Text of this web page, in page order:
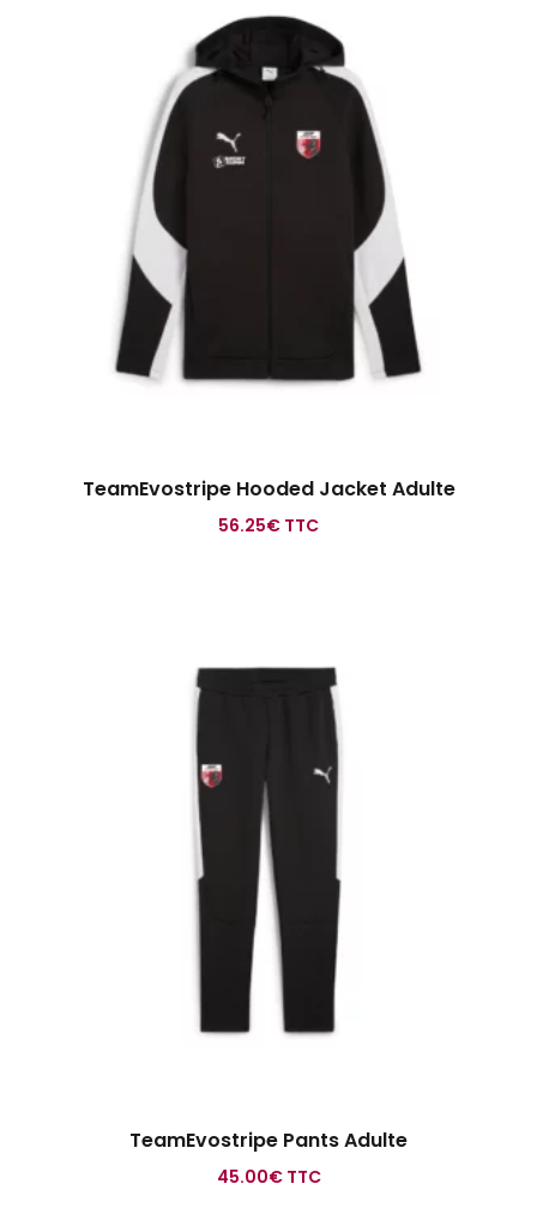
TeamEvostripe Hooded Jacket Adulte
56.25€ TTC
TeamEvostripe Pants Adulte
45.00€ TTC